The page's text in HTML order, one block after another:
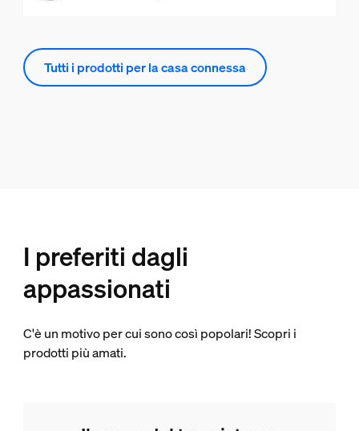
Tutti i prodotti per la casa connessa
I preferiti dagli
appassionati
C'è un motivo per cui sono così popolari! Scopri i
prodotti più amati.